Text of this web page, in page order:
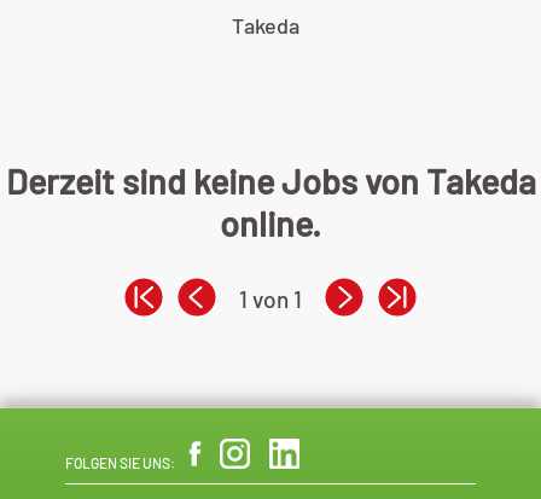
Takeda
Derzeit sind keine Jobs von Takeda
online.
1 von 1
FOLGEN SIE UNS: